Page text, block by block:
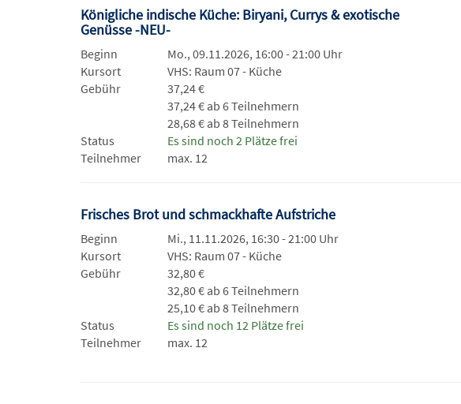
Königliche indische Küche: Biryani, Currys & exotische
Genüsse -NEU-
Beginn
Mo., 09.11.2026, 16:00 - 21:00 Uhr
Kursort
VHS: Raum 07 - Küche
Gebühr
37,24 €
37,24 € ab 6 Teilnehmern
28,68 € ab 8 Teilnehmern
Status
Es sind noch 2 Plätze frei
Teilnehmer
max. 12
Frisches Brot und schmackhafte Aufstriche
Beginn
Mi., 11.11.2026, 16:30 - 21:00 Uhr
Kursort
VHS: Raum 07 - Küche
Gebühr
32,80 €
32,80 € ab 6 Teilnehmern
25,10 € ab 8 Teilnehmern
Status
Es sind noch 12 Plätze frei
Teilnehmer
max. 12